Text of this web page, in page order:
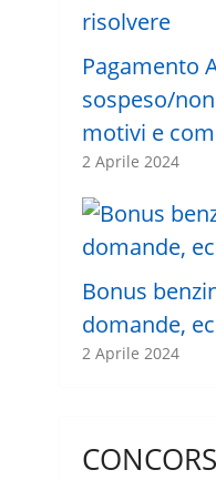
Pagamento
sospeso/
motivi e
2 Aprile 2024
Bonus
domande,
2 Aprile 2024